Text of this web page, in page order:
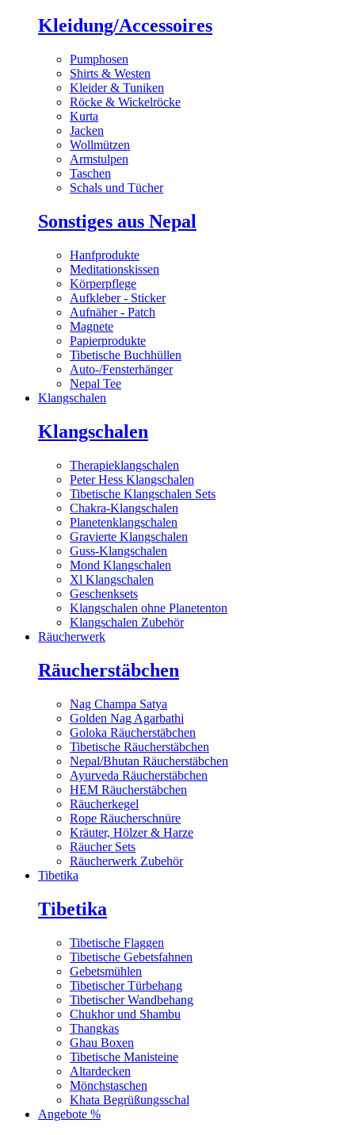
Kleidung/Accessoires
Pumphosen
Shirts & Westen
Kleider & Tuniken
Röcke & Wickelröcke
Kurta
Jacken
Wollmützen
Armstulpen
Taschen
Schals und Tücher
Sonstiges aus Nepal
Hanfprodukte
Meditationskissen
Körperpflege
Aufkleber - Sticker
Aufnäher - Patch
Magnete
Papierprodukte
Tibetische Buchhüllen
Auto-/Fensterhänger
Nepal Tee
Klangschalen
Klangschalen
Therapieklangschalen
Peter Hess Klangschalen
Tibetische Klangschalen Sets
Chakra-Klangschalen
Planetenklangschalen
Gravierte Klangschalen
Guss-Klangschalen
Mond Klangschalen
Xl Klangschalen
Geschenksets
Klangschalen ohne Planetenton
Klangschalen Zubehör
Räucherwerk
Räucherstäbchen
Nag Champa Satya
Golden Nag Agarbathi
Goloka Räucherstäbchen
Tibetische Räucherstäbchen
Nepal/Bhutan Räucherstäbchen
Ayurveda Räucherstäbchen
HEM Räucherstäbchen
Räucherkegel
Rope Räucherschnüre
Kräuter, Hölzer & Harze
Räucher Sets
Räucherwerk Zubehör
Tibetika
Tibetika
Tibetische Flaggen
Tibetische Gebetsfahnen
Gebetsmühlen
Tibetischer Türbehang
Tibetischer Wandbehang
Chukhor und Shambu
Thangkas
Ghau Boxen
Tibetische Manisteine
Altardecken
Mönchstaschen
Khata Begrüßungsschal
Angebote %